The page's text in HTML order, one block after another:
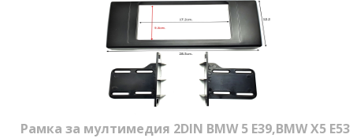
Рамка за мултимедия 2DIN BMW 5 Е39,BMW X5 Е53